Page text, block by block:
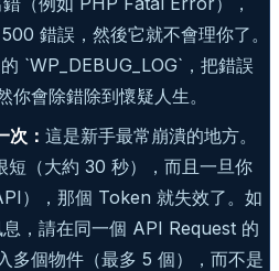
錯誤，然後它就不會理你了。
`WP_DEBUG_LOG`，把錯誤
會除錯除到懷疑人生。
： 這是新手最常崩潰的地方。
（大約 30 秒），而且一旦你
），那個 Token 就失效了。如
，請在同一個 API Request 的
多個物件（最多 5 個），而不是